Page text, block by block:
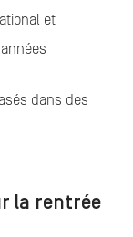
et
dans des
la rentrée